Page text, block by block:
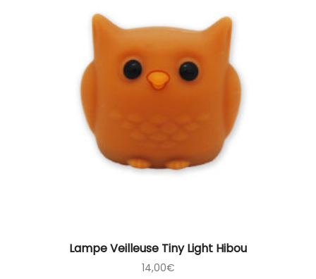
Lampe Veilleuse Tiny Light Hibou
14,00€